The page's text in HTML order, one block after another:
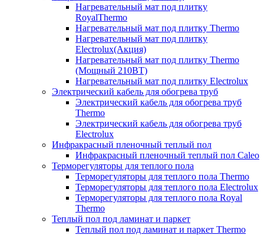
Нагревательный мат под плитку
RoyalThermo
Нагревательный мат под плитку Thermo
Нагревательный мат под плитку
Electrolux(Акция)
Нагревательный мат под плитку Thermo
(Мощный 210ВТ)
Нагревательный мат под плитку Electrolux
Электрический кабель для обогрева труб
Электрический кабель для обогрева труб
Thermo
Электрический кабель для обогрева труб
Electrolux
Инфракрасный пленочный теплый пол
Инфракрасный пленочный теплый пол Caleo
Терморегуляторы для теплого пола
Терморегуляторы для теплого пола Thermo
Терморегуляторы для теплого пола Electrolux
Терморегуляторы для теплого пола Royal
Thermo
Теплый пол под ламинат и паркет
Теплый пол под ламинат и паркет Thermo